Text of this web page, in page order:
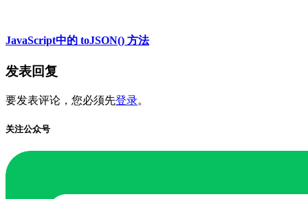
JavaScript中的 toJSON() 方法
发表回复
要发表评论，您必须先登录。
关注公众号